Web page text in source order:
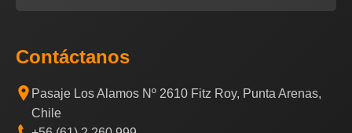
Contáctanos
Pasaje Los Alamos Nº 2610 Fitz Roy, Punta Arenas,
Chile